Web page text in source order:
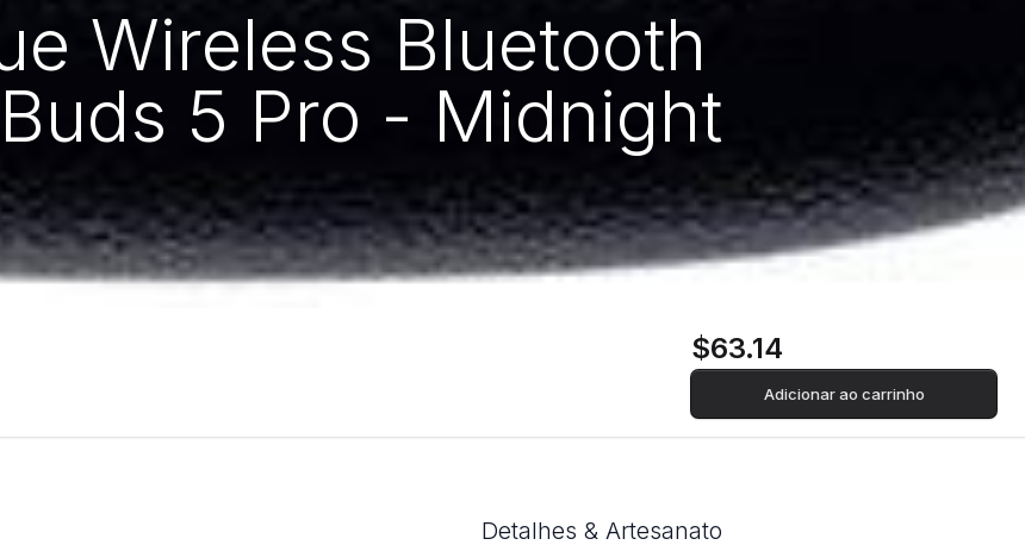
Wireless Bluetooth
5 Pro - Midnight
$63.14
Adicionar ao carrinho
Detalhes & Artesanato